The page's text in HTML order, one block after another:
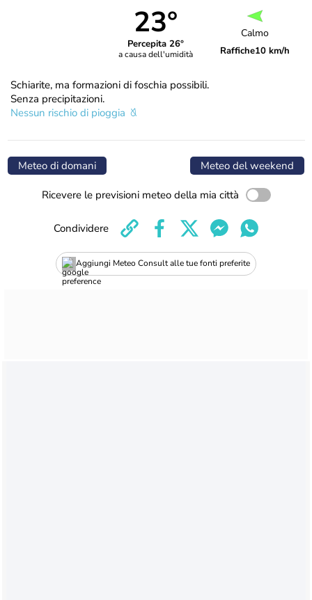
23°
Percepita 26°
a causa dell'umidità
Calmo
Raffiche10 km/h
Schiarite, ma formazioni di foschia possibili.
Senza precipitazioni.
Nessun rischio di pioggia
Meteo di domani Meteo del weekend
Ricevere le previsioni meteo della mia città
Aggiungi Meteo Consult alle tue fonti preferite
Condividere